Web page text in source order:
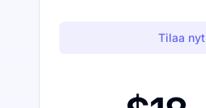
Tilaa nyt